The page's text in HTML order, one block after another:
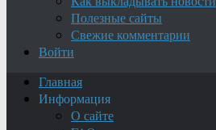
Полезные сайты
Свежие комментарии
Войти
Главная
Информация
О сайте